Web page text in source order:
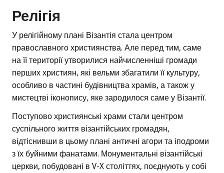
Релігія
У релігійному плані Візантія стала центром
православного християнства. Але перед тим, саме
на її території утворилися найчисленніші громади
перших християн, які вельми збагатили її культуру,
особливо в частині будівництва храмів, а також у
мистецтві іконопису, яке зародилося саме у Візантії.
Поступово християнські храми стали центром
суспільного життя візантійських громадян,
відтіснивши в цьому плані античні агори та іподроми
з їх буйними фанатами. Монументальні візантійські
церкви, побудовані в V-X століттях, поєднують у собі